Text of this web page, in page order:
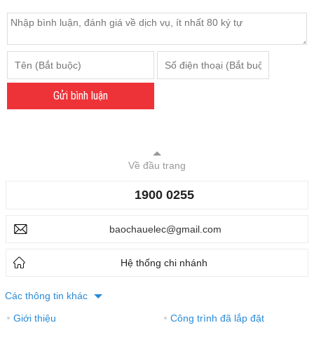
Gửi bình luận
Về đầu trang
1900 0255
baochauelec@gmail.com
Hệ thống chi nhánh
Các thông tin khác
● Giới thiệu ● Công trình đã lắp đặt